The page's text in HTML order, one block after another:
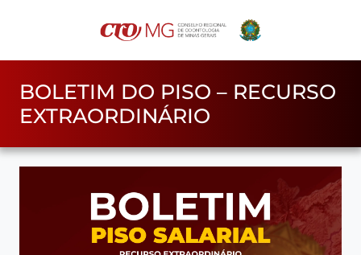
BOLETIM DO PISO – RECURSO
EXTRAORDINÁRIO